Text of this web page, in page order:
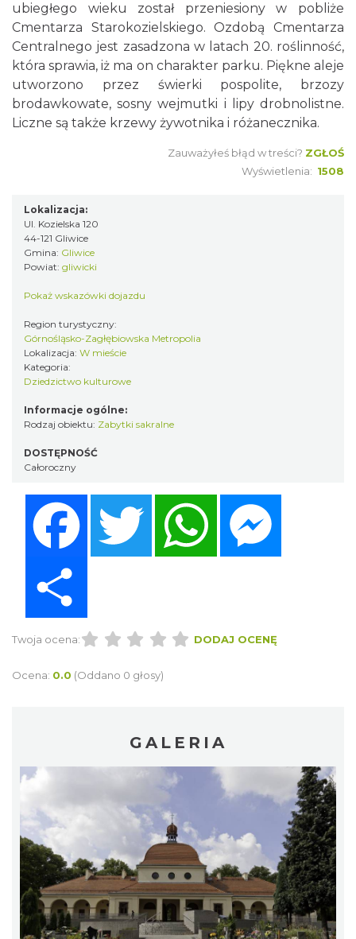
ubiegłego wieku został przeniesiony w pobliże
Cmentarza Starokozielskiego. Ozdobą Cmentarza
Centralnego jest zasadzona w latach 20. roślinność,
która sprawia, iż ma on charakter parku. Piękne aleje
utworzono przez świerki pospolite, brzozy
brodawkowate, sosny wejmutki i lipy drobnolistne.
Liczne są także krzewy żywotnika i różanecznika.
Zauważyłeś błąd w treści? ZGŁOŚ
Wyświetlenia: 1508
Lokalizacja:
Ul. Kozielska 120
44-121 Gliwice
Gmina: Gliwice
Powiat: gliwicki
Pokaż wskazówki dojazdu
Region turystyczny:
Górnośląsko-Zagłębiowska Metropolia
Lokalizacja: W mieście
Kategoria:
Dziedzictwo kulturowe
Informacje ogólne:
Rodzaj obiektu: Zabytki sakralne
DOSTĘPNOŚĆ
Całoroczny
Twitter WhatsApp
Twoja ocena: DODAJ OCENĘ
Ocena: 0.0 (Oddano 0 głosy)
GALERIA